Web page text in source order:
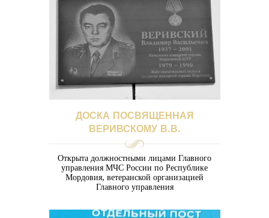
ДОСКА ПОСВЯЩЕННАЯ
ВЕРИВСКОМУ В.В.
Открыта должностными лицами Главного
управления МЧС России по Республике
Мордовия, ветеранской организацией
Главного управления